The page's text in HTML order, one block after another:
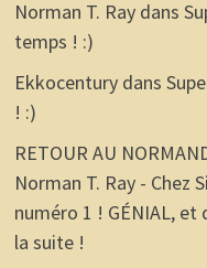
Norman T. Raydans
temps ! :)
Ekkocenturydans
! :)
RETOUR AU
Norman T. Ray - Chez
numéro 1 ! GÉNIAL,
la suite !